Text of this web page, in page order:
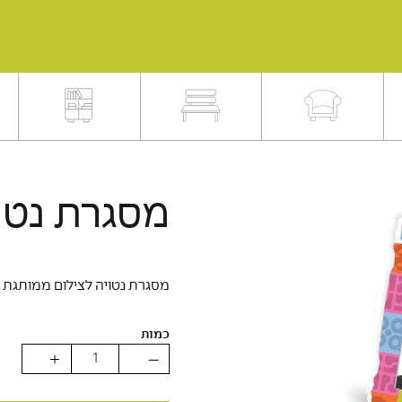
מסגרת
מסגרת נטויה לצילום ממותגת
כמות